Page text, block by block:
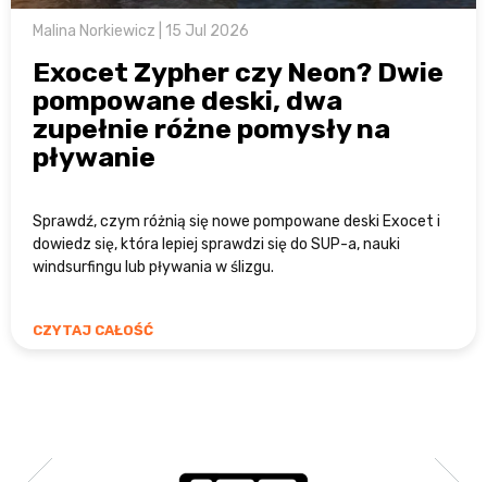
Malina Norkiewicz | 15 Jul 2026
Exocet Zypher czy Neon? Dwie
pompowane deski, dwa
zupełnie różne pomysły na
pływanie
Sprawdź, czym różnią się nowe pompowane deski Exocet i
dowiedz się, która lepiej sprawdzi się do SUP-a, nauki
windsurfingu lub pływania w ślizgu.
CZYTAJ CAŁOŚĆ